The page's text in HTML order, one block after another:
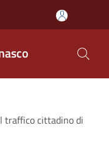
traffico cittadino di